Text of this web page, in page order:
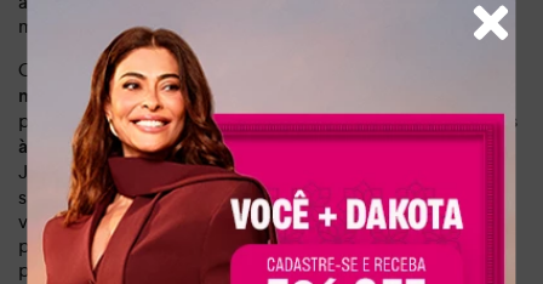
mais casuais até as mais sofisticadas.
O destaque deste modelo fica por conta das
macias que envolvem os pés
perfeito e confortável. Ainda contracom calce fácil, graças
à tira maleável que envolve o calcanhar, sem fechamentos
Já
a sola rasteira garante conforto ao caminhar
, tornando a
sandália ideal para ser usada por longos períodos. Versátil,
você pode compor looks casuais, com calça jeans e blusa
para um visual despojado ou com vestidos fluidos e leves
para um look romântico.